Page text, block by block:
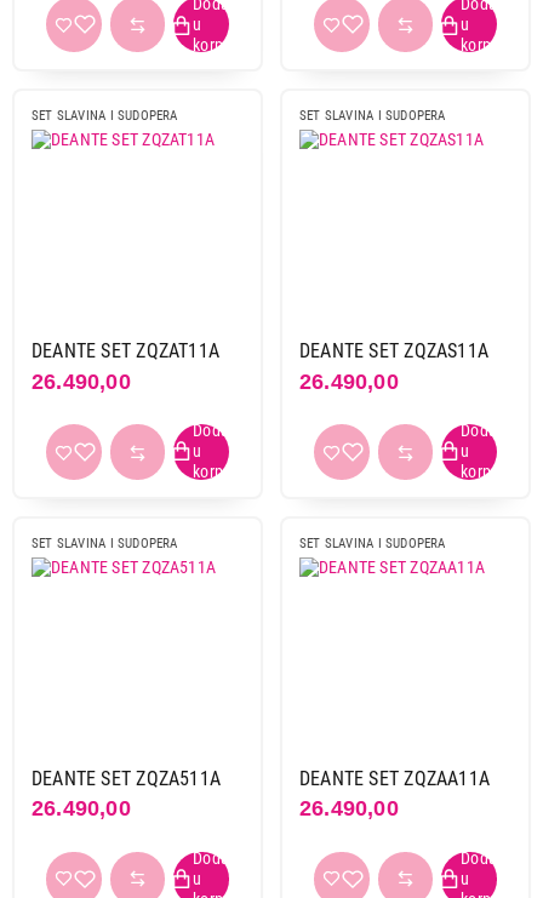
SET SLAVINA I SUDOPERA
DEANTE SET ZQZAT11A
26.490,00
SET SLAVINA I SUDOPERA
DEANTE SET ZQZAS11A
26.490,00
SET SLAVINA I SUDOPERA
DEANTE SET ZQZA511A
26.490,00
SET SLAVINA I SUDOPERA
DEANTE SET ZQZAA11A
26.490,00